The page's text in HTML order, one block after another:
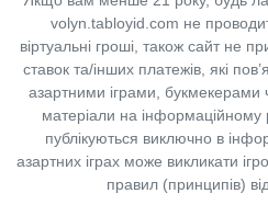
volyn.tabloyid.com не
віртуальні гроші, також сайт не
ставок та/інших платежів, які
азартними іграми, букмекерами
матеріали на інформаційному
публікуються виключно в
азартних іграх може викликати
правил (принципів)